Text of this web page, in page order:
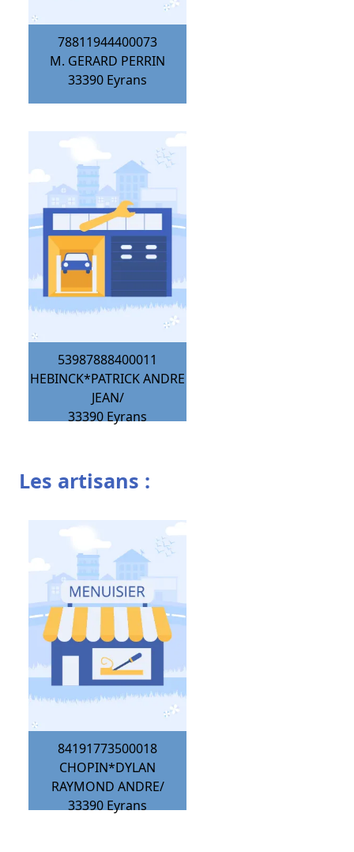
78811944400073
M. GERARD PERRIN
33390 Eyrans
53987888400011
HEBINCK*PATRICK ANDRE
JEAN/
33390 Eyrans
Les artisans :
84191773500018
CHOPIN*DYLAN
RAYMOND ANDRE/
33390 Eyrans